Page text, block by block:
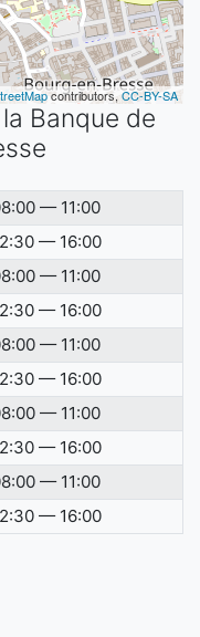
contributors,CC-BY-SA
Banque de
— 11:00
— 16:00
— 11:00
— 16:00
— 11:00
— 16:00
— 11:00
— 16:00
— 11:00
— 16:00